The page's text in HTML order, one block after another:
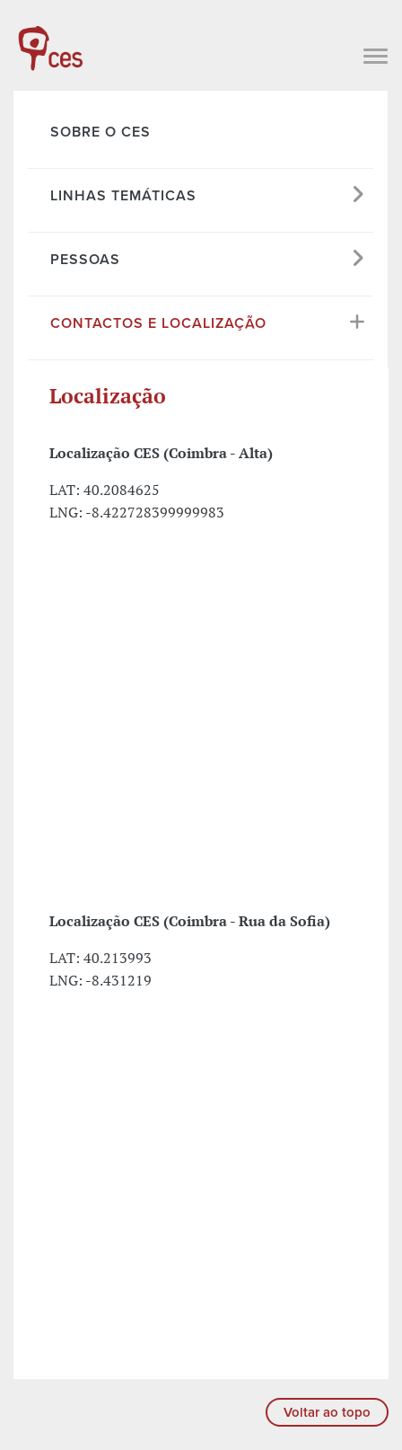
SOBRE O CES
LINHAS TEMÁTICAS
PESSOAS
CONTACTOS E LOCALIZAÇÃO
Localização
Localização CES (Coimbra - Alta)
LAT: 40.2084625
LNG: -8.422728399999983
Localização CES (Coimbra - Rua da Sofia)
LAT: 40.213993
LNG: -8.431219
Voltar ao topo